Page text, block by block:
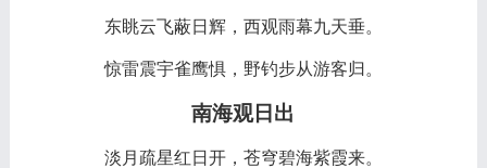
东眺云飞蔽日辉，西观雨幕九天垂。
惊雷震宇雀鹰惧，野钓步从游客归。
南海观日出
淡月疏星红日开，苍穹碧海紫霞来。